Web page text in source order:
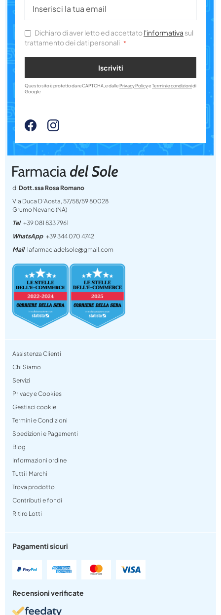
di Dott.ssa Rosa Romano
Via Duca D’Aosta, 57/58/59 80028
Grumo Nevano (NA)
Tel +39 081 833 7961
WhatsApp +39 344 070 4742
Mail lafarmaciadelsole@gmail.com
Assistenza Clienti
Chi Siamo
Servizi
Privacy e Cookies
Gestisci cookie
Termini e Condizioni
Spedizioni e Pagamenti
Blog
Informazioni ordine
Tutti i Marchi
Trova prodotto
Contributi e fondi
Ritiro Lotti
Pagamenti sicuri
Recensioni verificate
Dichiaro di aver letto ed accettatol'informativa sul
trattamento dei dati personali
Iscriviti
Questo sito è protetto da reCAPTCHA, e dalle Privacy PolicyeTermini e condizionidi
Google